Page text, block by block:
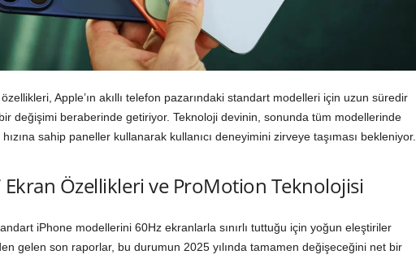
Apple’ın akıllı telefon pazarındaki standart modelleri için uzun süredir
değişimi beraberinde getiriyor. Teknoloji devinin, sonunda tüm modellerinde
sahip paneller kullanarak kullanıcı deneyimini zirveye taşıması bekleniyor.
Ekran Özellikleri ve ProMotion Teknolojisi
iPhone modellerini 60Hz ekranlarla sınırlı tuttuğu için yoğun eleştiriler
gelen son raporlar, bu durumun 2025 yılında tamamen değişeceğini net bir